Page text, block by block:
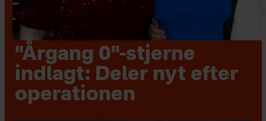
"Årgang 0"-stjerne
indlagt: Deler nyt efter
operationen